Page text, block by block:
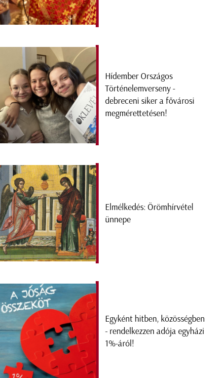
Hídember Országos
Történelemverseny -
debreceni siker a fővárosi
megmérettetésen!
Elmélkedés: Örömhírvétel
ünnepe
Egyként hitben, közösségben
- rendelkezzen adója egyházi
1%-áról!